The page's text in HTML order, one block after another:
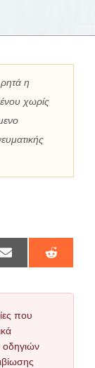
η
χωρίς
Share
on
Share
on
που